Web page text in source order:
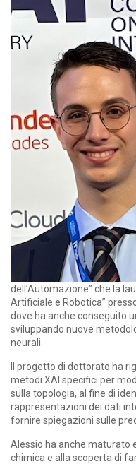
dell’Automazione” che la
Artificiale e Robotica”
dove ha anche conseguito
sviluppando nuove
neurali.
Il progetto di dottorato ha
metodi XAI specifici per
sulla topologia, al fine di
rappresentazioni dei dati
fornire spiegazioni sulle
Alessio ha anche maturato
chimica e alla scoperta di